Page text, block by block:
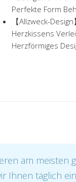
Perfekte Form
【Allzweck-
Herzkissens
Herzförmiges
am meisten
Ihnen täglich